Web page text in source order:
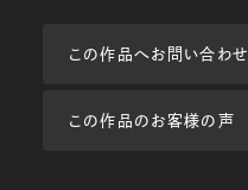
この作品へお問い合わせ
この作品のお客様の声